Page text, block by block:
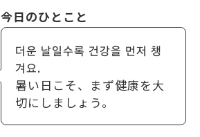
今日のひとこと
더운 날일수록 건강을 먼저 챙
겨요.
暑い日こそ、まず健康を大
切にしましょう。